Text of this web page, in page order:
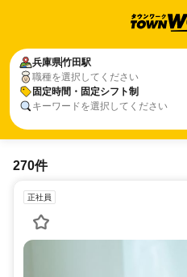
兵庫県竹田駅
職種を選択してください
固定時間・固定シフト制
キーワードを選択してください
270件
正社員